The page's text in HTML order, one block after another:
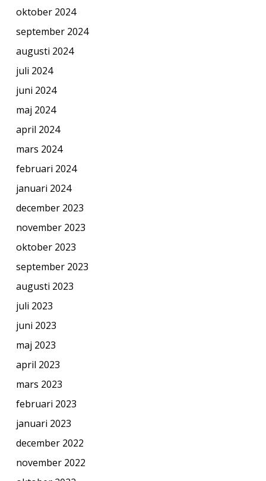
oktober 2024
september 2024
augusti 2024
juli 2024
juni 2024
maj 2024
april 2024
mars 2024
februari 2024
januari 2024
december 2023
november 2023
oktober 2023
september 2023
augusti 2023
juli 2023
juni 2023
maj 2023
april 2023
mars 2023
februari 2023
januari 2023
december 2022
november 2022